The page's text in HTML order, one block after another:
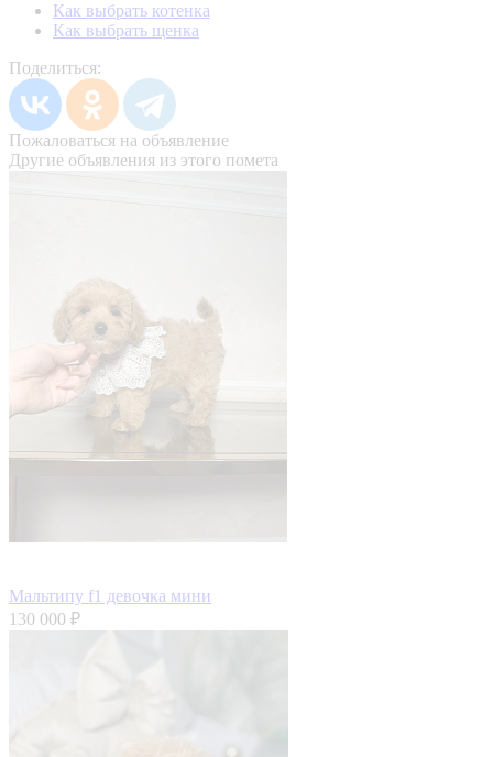
Как выбрать котенка
Как выбрать щенка
Поделиться:
Пожаловаться на объявление
Другие объявления из этого помета
Мальтипу f1 девочка мини
130 000 ₽